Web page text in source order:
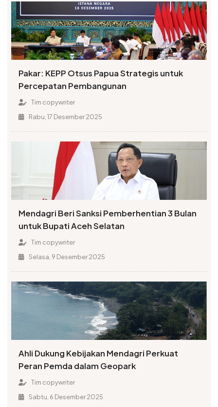
Pakar: KEPP Otsus Papua Strategis untuk
Percepatan Pembangunan
Tim copywriter
Rabu, 17 Desember 2025
Mendagri Beri Sanksi Pemberhentian 3 Bulan
untuk Bupati Aceh Selatan
Tim copywriter
Selasa, 9 Desember 2025
Ahli Dukung Kebijakan Mendagri Perkuat
Peran Pemda dalam Geopark
Tim copywriter
Sabtu, 6 Desember 2025